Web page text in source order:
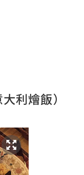
利燴飯）